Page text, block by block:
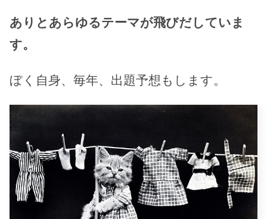
ありとあらゆるテーマが飛びだしていま
す。
ぼく自身、毎年、出題予想もします。